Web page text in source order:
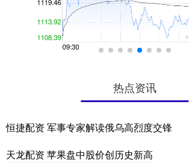
热点资讯
恒捷配资 军事专家解读俄乌高烈度交锋
天龙配资 苹果盘中股价创历史新高